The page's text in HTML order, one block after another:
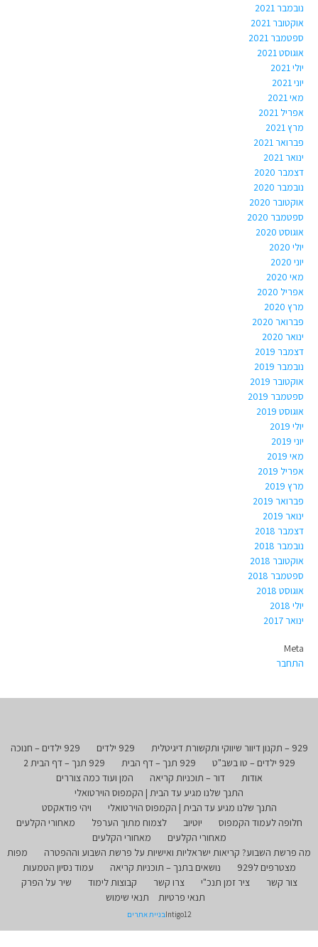
נובמבר 2021
אוקטובר 2021
ספטמבר 2021
אוגוסט 2021
יולי 2021
יוני 2021
מאי 2021
אפריל 2021
מרץ 2021
פברואר 2021
ינואר 2021
דצמבר 2020
נובמבר 2020
אוקטובר 2020
ספטמבר 2020
אוגוסט 2020
יולי 2020
יוני 2020
מאי 2020
אפריל 2020
מרץ 2020
פברואר 2020
ינואר 2020
דצמבר 2019
נובמבר 2019
אוקטובר 2019
ספטמבר 2019
אוגוסט 2019
יולי 2019
יוני 2019
מאי 2019
אפריל 2019
מרץ 2019
פברואר 2019
ינואר 2019
דצמבר 2018
נובמבר 2018
אוקטובר 2018
ספטמבר 2018
אוגוסט 2018
יולי 2018
ינואר 2017
Meta
התחבר
929 – תקנון דיוור שיווקי ותקשורת דיגיטלית 929 ילדים
929 ילדים – חנוכה
929 ילדים – טו בשב"ט
929 תנך – דף הבית
929 תנך – דף הבית 2
אודות
דור – תוכניות קריאה
המן ועוד כמה צוררים
התנך שלנו מגיע עד הבית | הקמפוס הוירטואלי
התנך שלנו מגיע עד הבית | הקמפוס הוירטואלי
ויהי פודאקסט
חלופה לעמוד הקמפוס
יוטיוב לצמוח מתוך הערפל
מאחורי הקלעים
מאחורי הקלעים
מאחורי הקלעים
מה פרשת השבוע? קריאות ישראליות ואישיות על פרשת השבוע וההפטרה
מפות
מצטרפים ל929
נושאים בתנך – תוכניות קריאה
עמוד נסיון הטמעות
צור קשר
ציר זמן תנכ"י צרו קשר קבוצות לימוד
שיר על הפרק
תנאי פרטיות
תנאי שימוש
Intigo12בניית אתרים